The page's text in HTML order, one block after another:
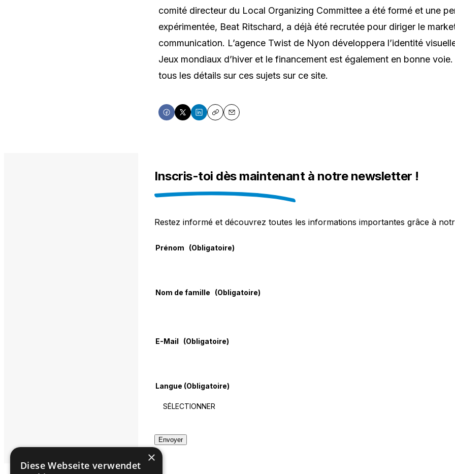
comité directeur du Local Organizing Committee a été formé et une
expérimentée, Beat Ritschard, a déjà été recrutée pour diriger le
communication. L’agence Twist de Nyon développera l’identité
Jeux mondiaux d’hiver et le financement est également en bonne
tous les détails sur ces sujets sur ce site.
ShareShareShareCopyEmail
Inscris-toi dès maintenant à notre newsletter !
Restez informé et découvrez toutes les informations importantes grâce à
(Obligatoire)
(Obligatoire)
(Obligatoire)
Langue (Obligatoire)
Envoyer
×
Diese Webseite verwendet